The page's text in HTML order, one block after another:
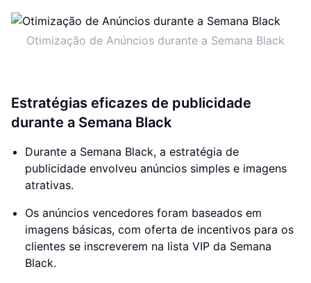
Otimização de Anúncios durante a Semana Black
Estratégias eficazes de publicidade
durante a Semana Black
Durante a Semana Black, a estratégia de
publicidade envolveu anúncios simples e imagens
atrativas.
Os anúncios vencedores foram baseados em
imagens básicas, com oferta de incentivos para os
clientes se inscreverem na lista VIP da Semana
Black.